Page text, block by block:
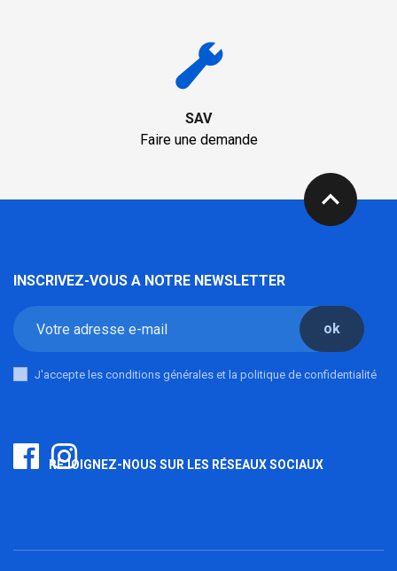
SAV
Faire une demande
expand_less
INSCRIVEZ-VOUS A NOTRE NEWSLETTER
ok
J'accepte les conditions générales et la politique de confidentialité
REJOIGNEZ-NOUS SUR LES RÉSEAUX SOCIAUX